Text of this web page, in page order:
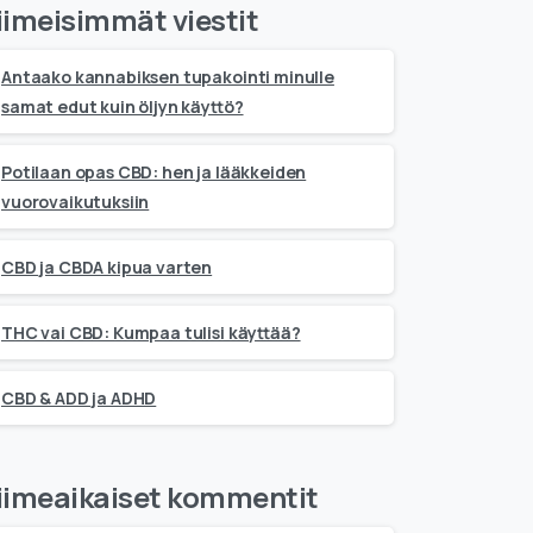
viestit
Antaako kannabiksen tupakointi minulle
samat edut kuin öljyn käyttö?
Potilaan opas CBD: hen ja lääkkeiden
vuorovaikutuksiin
CBD ja CBDA kipua varten
THC vai CBD: Kumpaa tulisi käyttää?
CBD & ADD ja ADHD
kommentit